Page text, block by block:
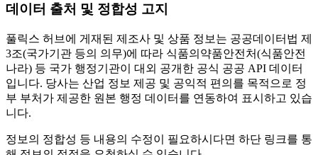
데이터 출처 및 정합성 고지
풀릭스 허브에 게재된 제조사 및 상품 정보는 공공데이터법 제
3조(국가기관 등의 의무)에 따라 식품의약품안전처(식품안전
나라) 등 국가 행정기관이 대외 공개한 공식 공공 API 데이터
입니다. 당사는 산업 정보 제공 및 공익적 편의를 목적으로 정
부 부처가 제공한 원본 행정 데이터를 연동하여 표시하고 있습
니다.
정보의 정합성 등 내용의 수정이 필요하시다면 하단 링크를 통